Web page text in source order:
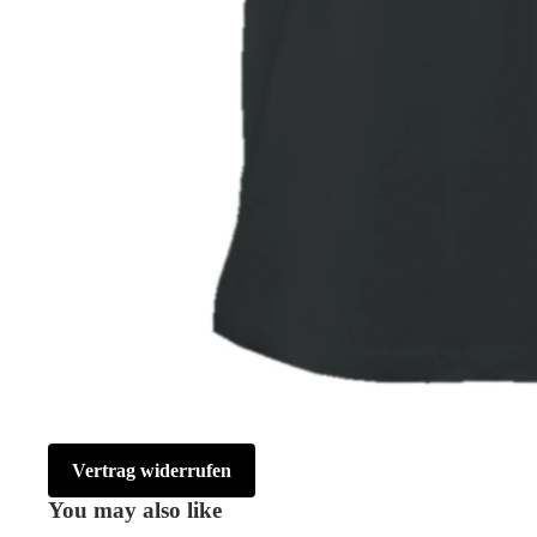
Vertrag widerrufen
You may also like